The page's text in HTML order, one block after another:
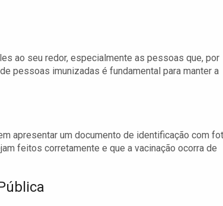
ao seu redor, especialmente as pessoas que, por
pessoas imunizadas é fundamental para manter a
apresentar um documento de identificação com
feitos corretamente e que a vacinação ocorra de